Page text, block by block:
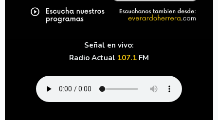
Señal en vivo:
Radio Actual 107.1 FM